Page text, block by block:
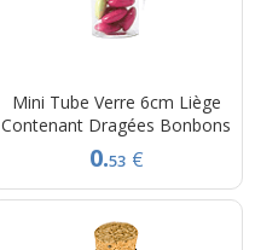
Mini Tube Verre 6cm Liège
Contenant Dragées Bonbons
0.53 €